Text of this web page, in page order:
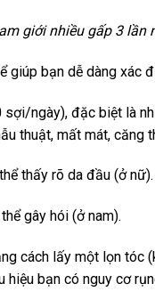
giới nhiều gấp 3
giúp bạn dễ dàng xác
sợi/ngày), đặc biệt là
thuật, mất mát, căng
thấy rõ da đầu (ở nữ).
gây hói (ở nam).
cách lấy một lọn
hiệu bạn có nguy cơ